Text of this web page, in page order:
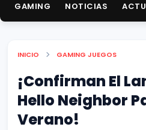
GAMING NOTICIAS
INICIO GAMING JUEGOS
¡Confirman El
Hello Neighbor
Verano!